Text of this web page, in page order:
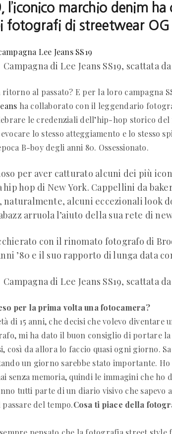
l’iconico marchio denim
fotografi di streetwear OG
Campagna di Lee Jeans SS19, scattata
ritorno al passato? E per la loro campagna
ha collaborato con il leggendario
le credenziali dell’hip-hop storico del
lo stesso atteggiamento e lo stesso
B-boy degli anni 80. Ossessionato.
per aver catturato alcuni dei più
hop di New York. Cappellini da
naturalmente, alcuni eccezionali look
arruola l’aiuto della sua rete di
con il rinomato fotografo di
’80 e il suo rapporto di lunga data
Campagna di Lee Jeans SS19, scattata
per la prima volta una fotocamera?
di 15 anni, che decisi che volevo
mi ha dato il buon consiglio di portare
così da allora lo faccio quasi ogni giorno.
un giorno sarebbe stato importante. Ho
senza memoria, quindi le immagini che ho
tutti parte di un diario visivo che sapevo
del tempo.Cosa ti piace della